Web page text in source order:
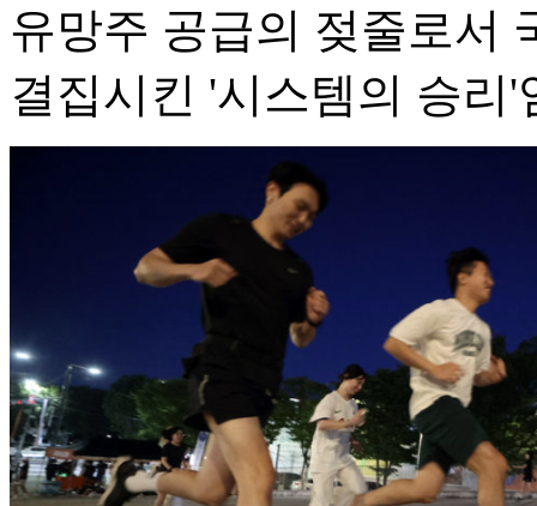
유망주 공급의 젖줄로서
결집시킨 '시스템의 승리'